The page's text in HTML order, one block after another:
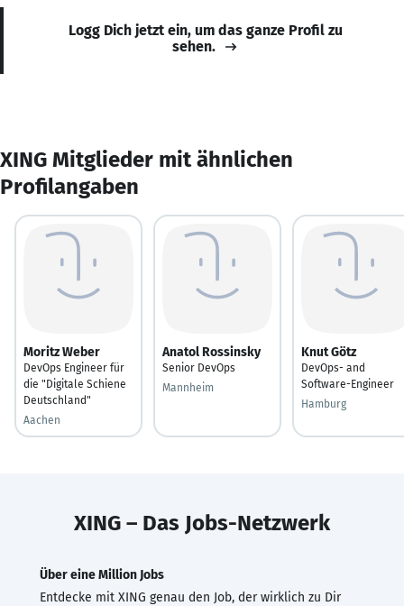
Logg Dich jetzt ein, um das ganze Profil zu
sehen.
XING Mitglieder mit ähnlichen
Profilangaben
Moritz Weber
DevOps Engineer für
die "Digitale Schiene
Deutschland"
Aachen
Anatol Rossinsky
Senior DevOps
Mannheim
Knut Götz
DevOps- and
Software-Engineer
Hamburg
XING – Das Jobs-Netzwerk
Über eine Million Jobs
Entdecke mit XING genau den Job, der wirklich zu Dir